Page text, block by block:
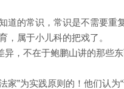
道的常识，常识是不需要重
，属于小儿科的把戏了。
异，不在于鲍鹏山讲的那些
家”为实践原则的！他们认